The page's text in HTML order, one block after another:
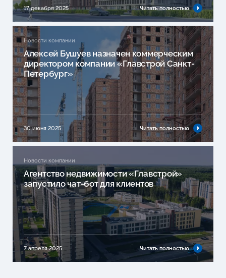
17 декабря 2025 Читать полностью
Новости компании
Алексей Бушуев назначен коммерческим
директором компании «Главстрой Санкт-
Петербург»
30 июня 2025 Читать полностью
Новости компании
Агентство недвижимости «Главстрой»
запустило чат-бот для клиентов
7 апреля 2025 Читать полностью